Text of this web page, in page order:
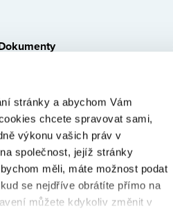
stránky a abychom Vám
chcete spravovat sami,
výkonu vašich práv v
společnost, jejíž stránky
měli, máte možnost podat
se nejdříve obrátíte přímo na
můžete kdykoliv změnit v
ke stažení